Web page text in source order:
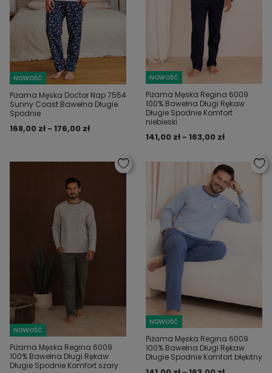
NOWOŚĆ
Piżama Męska Doctor Nap 7554
Sunny Coast Bawełna Długie
Spodnie
168,00 zł - 176,00 zł
NOWOŚĆ
Piżama Męska Regina 6009
100% Bawełna Długi Rękaw
Długie Spodnie Komfort
niebieski
141,00 zł - 163,00 zł
NOWOŚĆ
Piżama Męska Regina 6009
100% Bawełna Długi Rękaw
Długie Spodnie Komfort szary
NOWOŚĆ
Piżama Męska Regina 6009
100% Bawełna Długi Rękaw
Długie Spodnie Komfort błękitny